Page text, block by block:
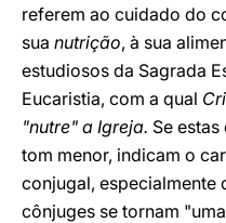
referem ao cuidado do
sua nutrição, à sua
estudiosos da Sagrada
Eucaristia, com a qual
"nutre" a Igreja. Se
tom menor, indicam o
conjugal, especialmente
cônjuges se tornam